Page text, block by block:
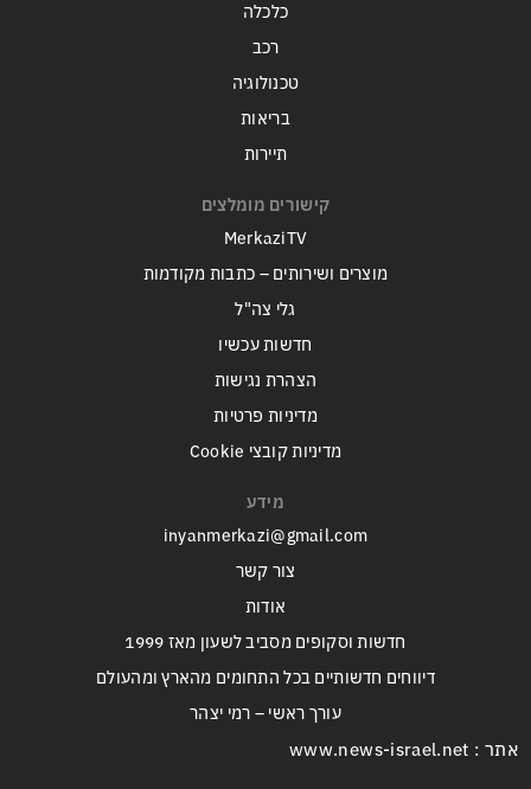
כלכלה
רכב
טכנולוגיה
בריאות
תיירות
קישורים מומלצים
MerkaziTV
מוצרים ושירותים – כתבות מקודמות
גלי צה"ל
חדשות עכשיו
הצהרת נגישות
מדיניות פרטיות
מדיניות קובצי Cookie
מידע
inyanmerkazi@gmail.com
צור קשר
אודות
חדשות וסקופים מסביב לשעון מאז 1999
דיווחים חדשותיים בכל התחומים מהארץ ומהעולם
עורך ראשי – רמי יצהר
אתר : www.news-israel.net